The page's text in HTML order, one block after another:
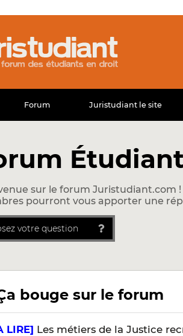
Forum Juristudiant le site
sur le forum
pourront vous apporter une
votre question
bouge sur le forum
LIRE] Les métiers de la Justice